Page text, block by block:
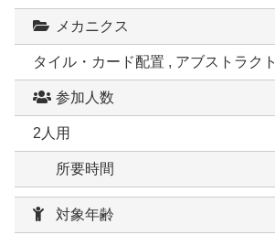
メカニクス
タイル・カード配置 , アブストラクト
参加人数
2人用
所要時間
対象年齢